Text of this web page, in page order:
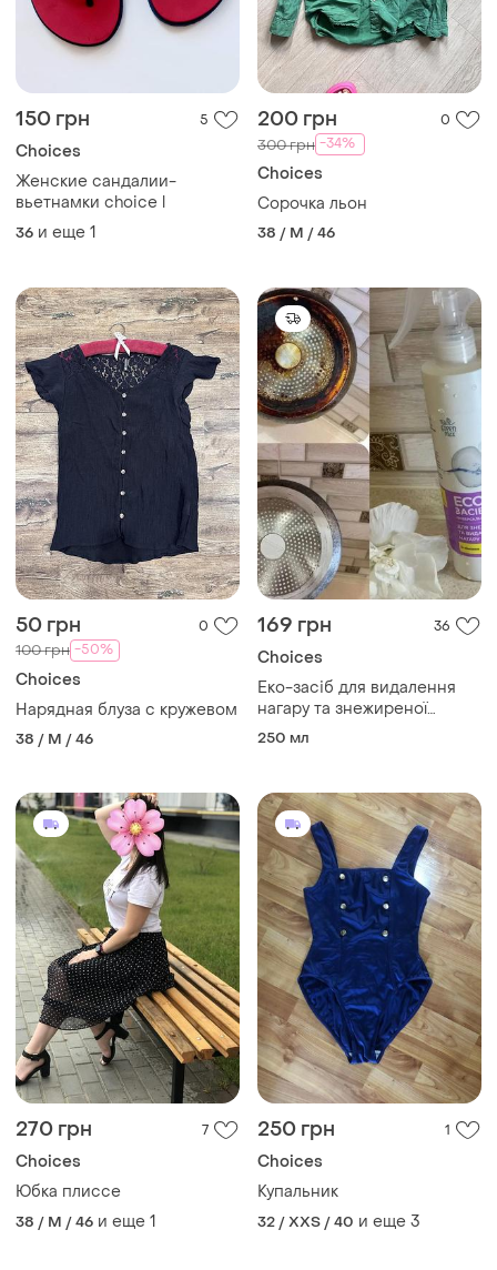
150 грн 5
Choices
Женские сандалии-
вьетнамки choice l
36 и еще 1
200 грн 0
300 грн -34%
Choices
Сорочка льон
38 / M / 46
50 грн 0
100 грн -50%
Choices
Нарядная блуза с кружевом
38 / M / 46
169 грн 36
Choices
Еко-засіб для видалення
нагару та знежиреної
поверхні
250 мл
270 грн 7
Choices
Юбка плиссе
38 / M / 46 и еще 1
250 грн 1
Choices
Купальник
32 / XXS / 40 и еще 3